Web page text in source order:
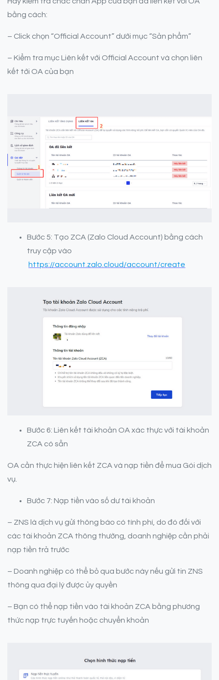
bằng cách:
– Click chọn “Official Account” dưới mục “Sản phẩm”
– Kiểm tra mục Liên kết với Official Account và chọn liên
kết tới OA của bạn
Bước 5: Tạo ZCA (Zalo Cloud Account) bằng cách
truy cập vào
https://account.zalo.cloud/account/create
Bước 6: Liên kết tài khoản OA xác thực với tài khoản
ZCA có sẵn
OA cần thực hiện liên kết ZCA và nạp tiền để mua Gói dịch
vụ.
Bước 7: Nạp tiền vào số dư tài khoản
– ZNS là dịch vụ gửi thông báo có tính phí, do đó đối với
các tài khoản ZCA thông thường, doanh nghiệp cần phải
nạp tiền trả trước
– Doanh nghiệp có thể bỏ qua bước này nếu gửi tin ZNS
thông qua đại lý được ủy quyền
– Bạn có thể nạp tiền vào tài khoản ZCA bằng phương
thức nạp trực tuyến hoặc chuyển khoản